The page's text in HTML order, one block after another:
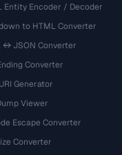
Entity Encoder / Decoder
to HTML Converter
↔ JSON Converter
Converter
Generator
Viewer
Escape Converter
Converter